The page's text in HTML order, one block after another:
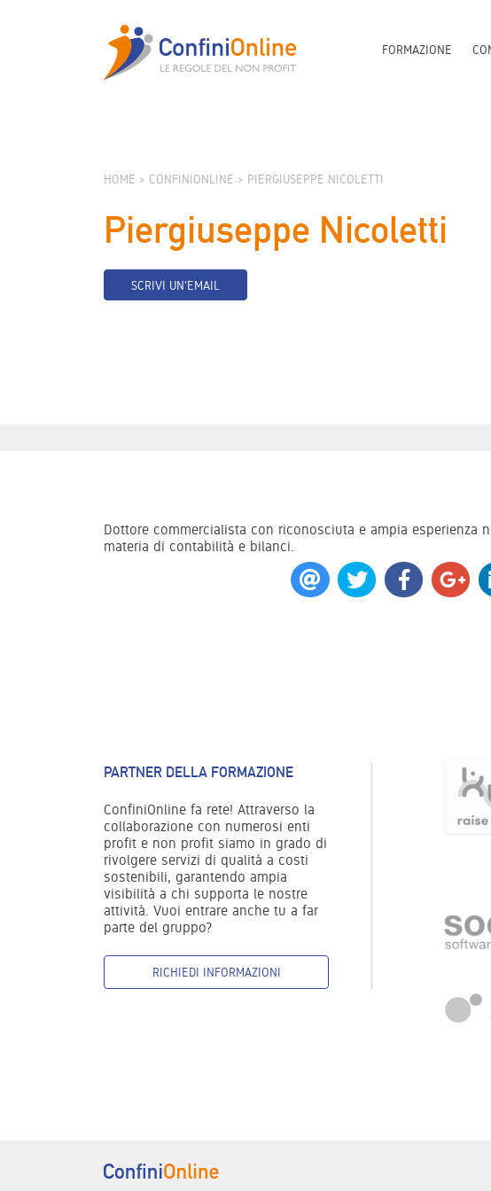
FORMAZIONE
HOME CONFINIONLINE PIERGIUSEPPE NICOLETTI
Piergiuseppe Nicoletti
SCRIVI UN'EMAIL
Dottore commercialista con riconosciuta e ampia esperienza
materia di contabilità e bilanci.
PARTNER DELLA FORMAZIONE
ConfiniOnline fa rete! Attraverso la
collaborazione con numerosi enti
profit e non profit siamo in grado di
rivolgere servizi di qualità a costi
sostenibili, garantendo ampia
visibilità a chi supporta le nostre
attività. Vuoi entrare anche tu a far
parte del gruppo?
RICHIEDI INFORMAZIONI